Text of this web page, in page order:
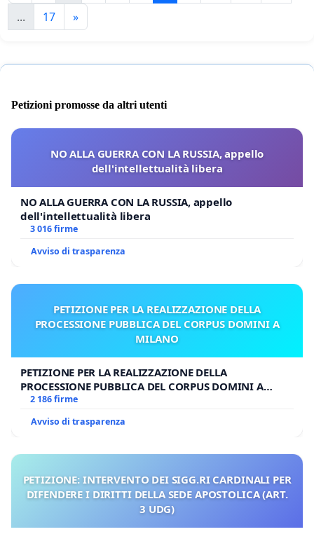
...
17 »
Petizioni promosse da altri utenti
NO ALLA GUERRA CON LA RUSSIA, appello
dell'intellettualità libera
NO ALLA GUERRA CON LA RUSSIA, appello
dell'intellettualità libera
3 016 firme
Avviso di trasparenza
PETIZIONE PER LA REALIZZAZIONE DELLA
PROCESSIONE PUBBLICA DEL CORPUS DOMINI A
MILANO
PETIZIONE PER LA REALIZZAZIONE DELLA
PROCESSIONE PUBBLICA DEL CORPUS DOMINI A
MILANO
2 186 firme
Avviso di trasparenza
PETIZIONE: INTERVENTO DEI SIGG.RI CARDINALI PER
DIFENDERE I DIRITTI DELLA SEDE APOSTOLICA (ART.
3 UDG)